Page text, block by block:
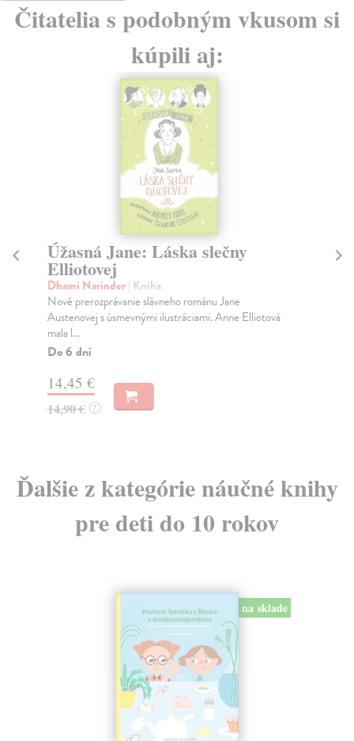
Čitatelia s podobným vkusom si
kúpili aj:
Úžasná Jane: Láska slečny
Elliotovej
Dhami Narinder| Kniha
Nové prerozprávanie slávneho románu Jane
Austenovej s úsmevnými ilustráciami. Anne Elliotová
mala l...
Do 6 dní
14,45 €
14,90 € ?
Ďalšie z kategórie náučné knihy
pre deti do 10 rokov
na sklade